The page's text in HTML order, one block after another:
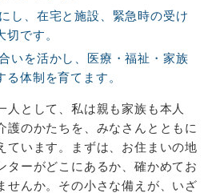
し、在宅と施設、緊急時の受け
切です。
いを活かし、医療・福祉・家族
体制を育てます。
人として、私は親も家族も本人
護のかたちを、みなさんとともに
ています。まずは、お住まいの地
ターがどこにあるか、確かめてお
せんか。その小さな備えが、いざ